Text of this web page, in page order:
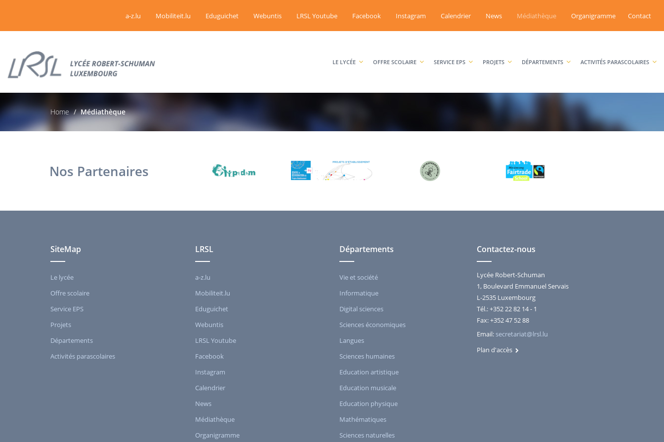
a-z.lu Mobiliteit.lu Eduguichet Webuntis LRSL Youtube Facebook Instagram Calendrier News Médiathèque Organigramme Contact
LE LYCÉE OFFRE SCOLAIRE SERVICE EPS PROJETS DÉPARTEMENTS ACTIVITÉS PARASCOLAIRES
Home Médiathèque
Nos Partenaires
SiteMap
Le lycée
Offre scolaire
Service EPS
Projets
Départements
Activités parascolaires
LRSL
a-z.lu
Mobiliteit.lu
Eduguichet
Webuntis
LRSL Youtube
Facebook
Instagram
Calendrier
News
Médiathèque
Organigramme
Départements
Vie et société
Informatique
Digital sciences
Sciences économiques
Langues
Sciences humaines
Education artistique
Education musicale
Education physique
Mathématiques
Sciences naturelles
Contactez-nous
Lycée Robert-Schuman
1, Boulevard Emmanuel Servais
L-2535 Luxembourg
Tél.: +352 22 82 14 - 1
Fax: +352 47 52 88
Email: secretariat@lrsl.lu
Plan d'accès